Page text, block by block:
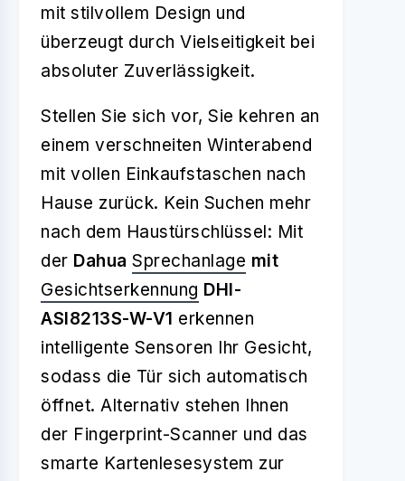
mit stilvollem Design und
überzeugt durch Vielseitigkeit bei
absoluter Zuverlässigkeit.
Stellen Sie sich vor, Sie kehren an
einem verschneiten Winterabend
mit vollen Einkaufstaschen nach
Hause zurück. Kein Suchen mehr
nach dem Haustürschlüssel: Mit
der Dahua Sprechanlage mit
Gesichtserkennung DHI-
ASI8213S-W-V1 erkennen
intelligente Sensoren Ihr Gesicht,
sodass die Tür sich automatisch
öffnet. Alternativ stehen Ihnen
der Fingerprint-Scanner und das
smarte Kartenlesesystem zur